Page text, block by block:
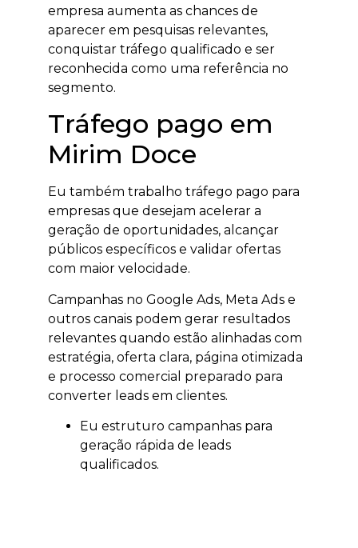
empresa aumenta as chances de
aparecer em pesquisas relevantes,
conquistar tráfego qualificado e ser
reconhecida como uma referência no
segmento.
Tráfego pago em
Mirim Doce
Eu também trabalho tráfego pago para
empresas que desejam acelerar a
geração de oportunidades, alcançar
públicos específicos e validar ofertas
com maior velocidade.
Campanhas no Google Ads, Meta Ads e
outros canais podem gerar resultados
relevantes quando estão alinhadas com
estratégia, oferta clara, página otimizada
e processo comercial preparado para
converter leads em clientes.
Eu estruturo campanhas para
geração rápida de leads
qualificados.